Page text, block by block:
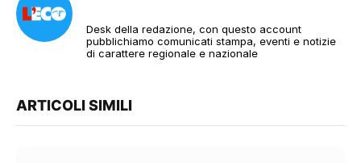
Desk della redazione, con questo account
pubblichiamo comunicati stampa, eventi e notizie
di carattere regionale e nazionale
ARTICOLI SIMILI